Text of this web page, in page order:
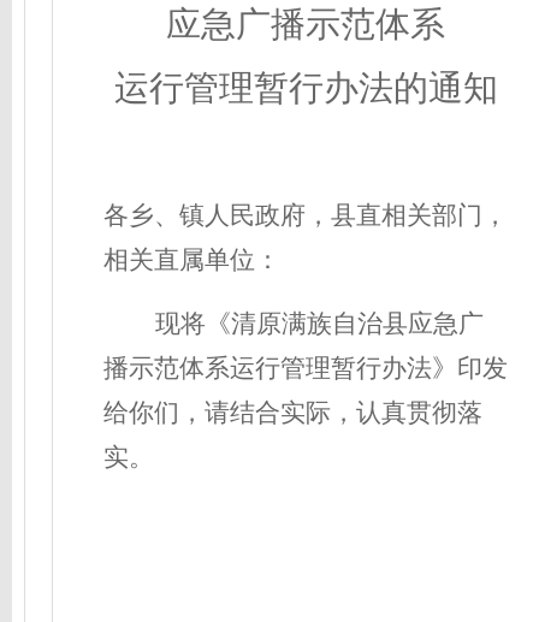
应急广播示范体系
运行管理暂行办法的通知
各乡、镇人民政府，县直相关部门，
相关直属单位：
现将《清原满族自治县应急广
播示范体系运行管理暂行办法》印发
给你们，请结合实际，认真贯彻落
实。